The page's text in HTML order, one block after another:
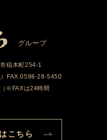
グループ
稲木町254-1
FAX.0598-28-5450
※FAXは24時間
こちら